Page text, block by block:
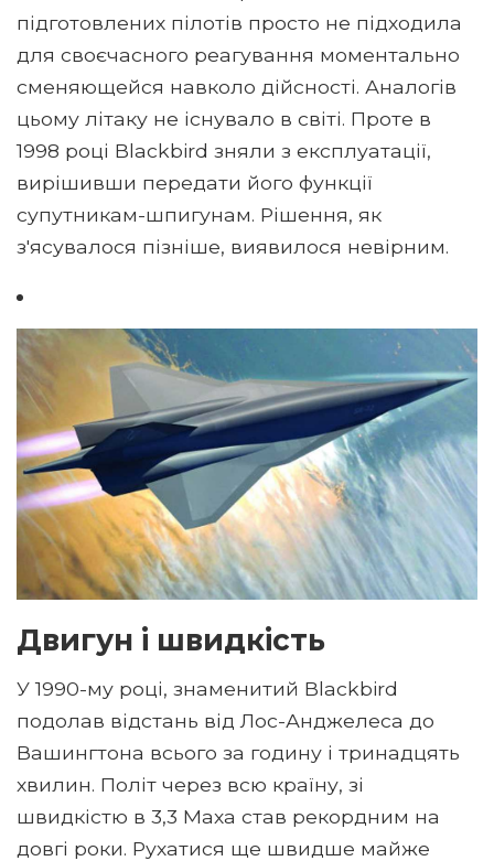
підготовлених пілотів просто не підходила
для своєчасного реагування моментально
сменяющейся навколо дійсності. Аналогів
цьому літаку не існувало в світі. Проте в
1998 році Blackbird зняли з експлуатації,
вирішивши передати його функції
супутникам-шпигунам. Рішення, як
з'ясувалося пізніше, виявилося невірним.
Двигун і швидкість
У 1990-му році, знаменитий Blackbird
подолав відстань від Лос-Анджелеса до
Вашингтона всього за годину і тринадцять
хвилин. Політ через всю країну, зі
швидкістю в 3,3 Маха став рекордним на
довгі роки. Рухатися ще швидше майже